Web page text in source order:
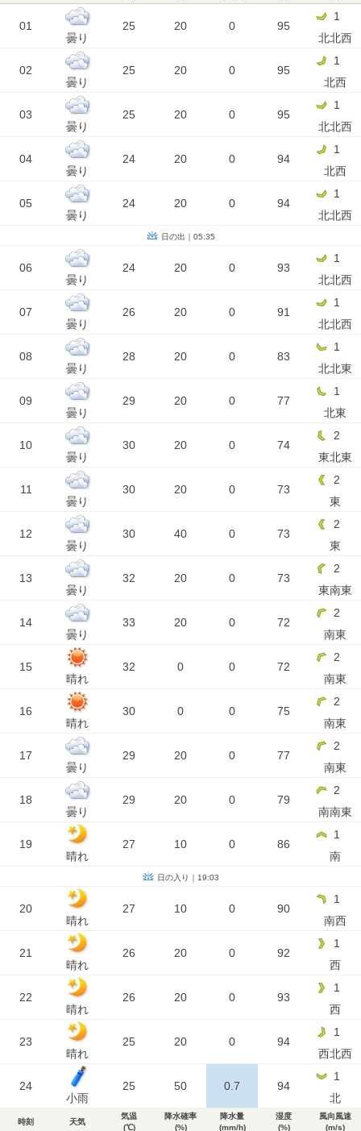
01
曇り
25 20 0 95
1
北北西
02
曇り
25 20 0 95
1
北西
03
曇り
25 20 0 95
1
北北西
04
曇り
24 20 0 94
1
北西
05
曇り
24 20 0 94
1
北北西
日の出｜05:35
06
曇り
24 20 0 93
1
北北西
07
曇り
26 20 0 91
1
北北西
08
曇り
28 20 0 83
1
北北東
09
曇り
29 20 0 77
1
北東
10
曇り
30 20 0 74
2
東北東
11
曇り
30 20 0 73
2
東
12
曇り
30 40 0 73
2
東
13
曇り
32 20 0 73
2
東南東
14
曇り
33 20 0 72
2
南東
15
晴れ
32 0 0 72
2
南東
16
晴れ
30 0 0 75
2
南東
17
曇り
29 20 0 77
2
南東
18
曇り
29 20 0 79
2
南南東
19
晴れ
27 10 0 86
1
南
日の入り｜19:03
20
晴れ
27 10 0 90
1
南西
21
晴れ
26 20 0 92
1
西
22
晴れ
26 20 0 93
1
西
23
晴れ
25 20 0 94
1
西北西
24
小雨
25 50 0.7 94
1
北
時刻 天気
気温
(℃)
降水確率
(%)
降水量
(mm/h)
湿度
(%)
風向風速
(m/s)